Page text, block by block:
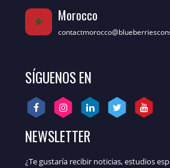
Morocco
SÍGUENOS EN
NEWSLETTER
¿Te gustaría recibir noticias, estudios